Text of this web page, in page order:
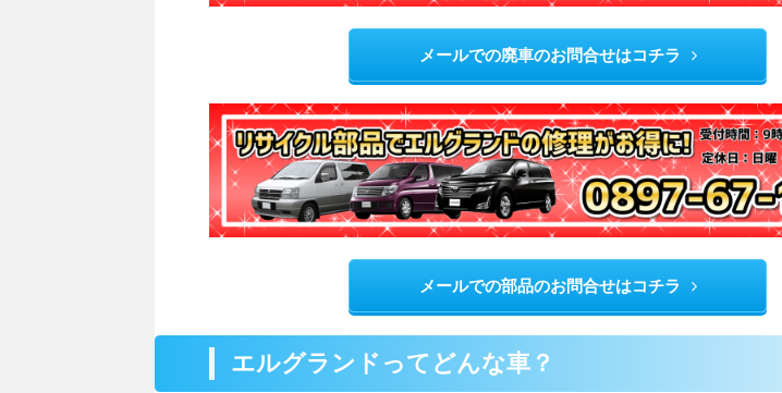
メールでの廃車のお問合せはコチラ
メールでの部品のお問合せはコチラ
エルグランドってどんな車？